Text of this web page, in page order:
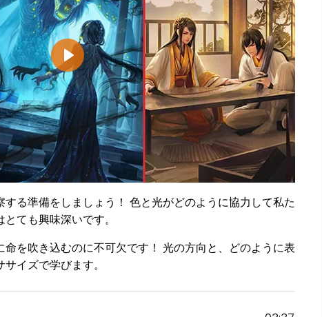
Play
る準備をしましょう！ 色と光がどのように協力して私た
ても興味深いです。
を吹き込むのに不可欠です！ 光の方向と、どのように表
イズで学びます。